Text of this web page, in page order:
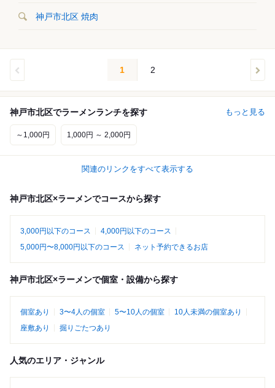
神戸市北区 焼肉
1 2
神戸市北区でラーメンランチを探す もっと見る
～1,000円 1,000円 ～ 2,000円
関連のリンクをすべて表示する
神戸市北区×ラーメンでコースから探す
3,000円以下のコース
4,000円以下のコース
5,000円〜8,000円以下のコース
ネット予約できるお店
神戸市北区×ラーメンで個室・設備から探す
個室あり 3〜4人の個室 5〜10人の個室
10人未満の個室あり
座敷あり
掘りごたつあり
人気のエリア・ジャンル